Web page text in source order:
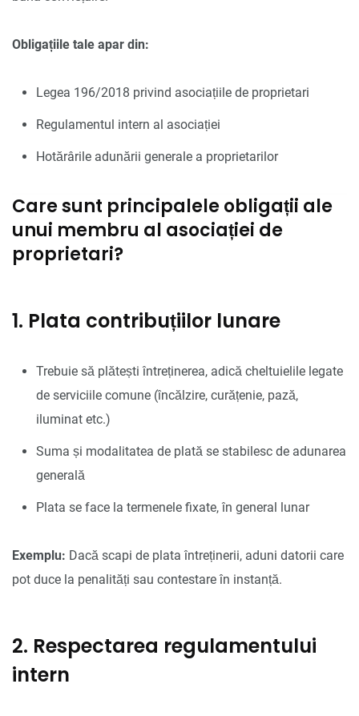
Obligațiile tale apar din:
Legea 196/2018 privind asociațiile de proprietari
Regulamentul intern al asociației
Hotărârile adunării generale a proprietarilor
Care sunt principalele obligații ale
unui membru al asociației de
proprietari?
1. Plata contribuțiilor lunare
Trebuie să plătești întreținerea, adică cheltuielile legate
de serviciile comune (încălzire, curățenie, pază,
iluminat etc.)
Suma și modalitatea de plată se stabilesc de adunarea
generală
Plata se face la termenele fixate, în general lunar
Exemplu: Dacă scapi de plata întreținerii, aduni datorii care
pot duce la penalități sau contestare în instanță.
2. Respectarea regulamentului
intern